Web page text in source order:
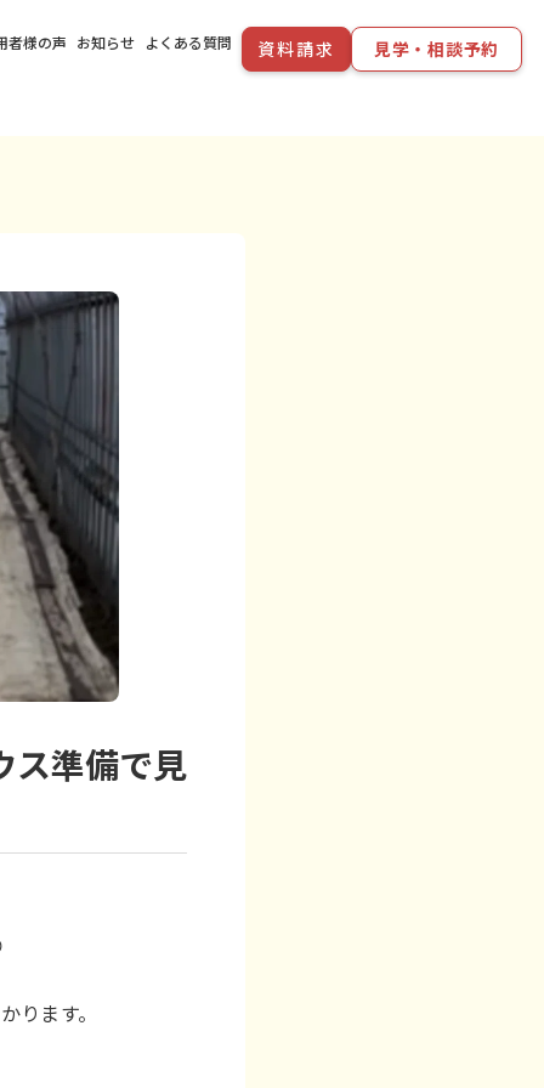
ス準備で見
ります。
者様の声 お知らせ よくある質問 資料請求 見学・相談予約